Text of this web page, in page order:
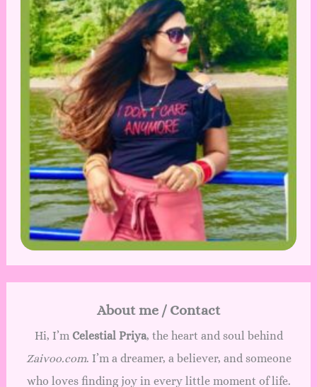
About me / Contact
Hi, I’m Celestial Priya, the heart and soul behind
Zaivoo.com. I’m a dreamer, a believer, and someone
who loves finding joy in every little moment of life.